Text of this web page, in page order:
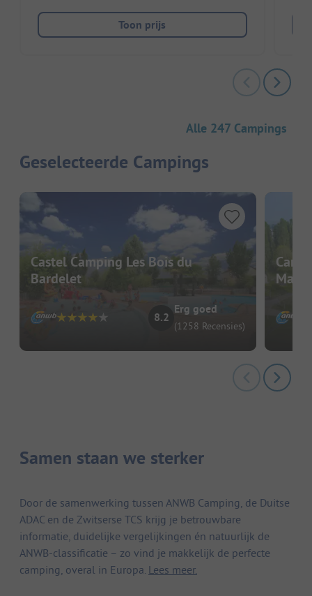
Toon prijs
Alle 247 Campings
Geselecteerde Campings
Castel Camping Les Bois du
Bardelet
8.2
Erg goed
(1258 Recensies)
Samen staan we sterker
Door de samenwerking tussen ANWB Camping, de Duitse
ADAC en de Zwitserse TCS krijg je betrouwbare
informatie, duidelijke vergelijkingen én natuurlijk de
ANWB-classificatie – zo vind je makkelijk de perfecte
camping, overal in Europa. Lees meer.